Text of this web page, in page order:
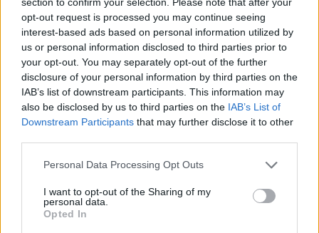
opt-out request is processed you may continue seeing
interest-based ads based on personal information utilized by
us or personal information disclosed to third parties prior to
your opt-out. You may separately opt-out of the further
disclosure of your personal information by third parties on the
IAB’s list of downstream participants. This information may
also be disclosed by us to third parties on the IAB’s List of
Downstream Participants that may further disclose it to other
Personal Data Processing Opt Outs
I want to opt-out of the Sharing of my
personal data.
Opted In
Verslavingsziekten
Venlafaxine (1004)
Depressie - antidepressiva overig
Tramadol (939)
Pijn - morfine-achtigen
Thyrax Duotab (882)
Schildklier - hypothyroidie (traagwerkend)
Maagzuur - protonpompremmers
Metoprolol (817)
Bloeddruk - betablokkers
Lyrica (795)